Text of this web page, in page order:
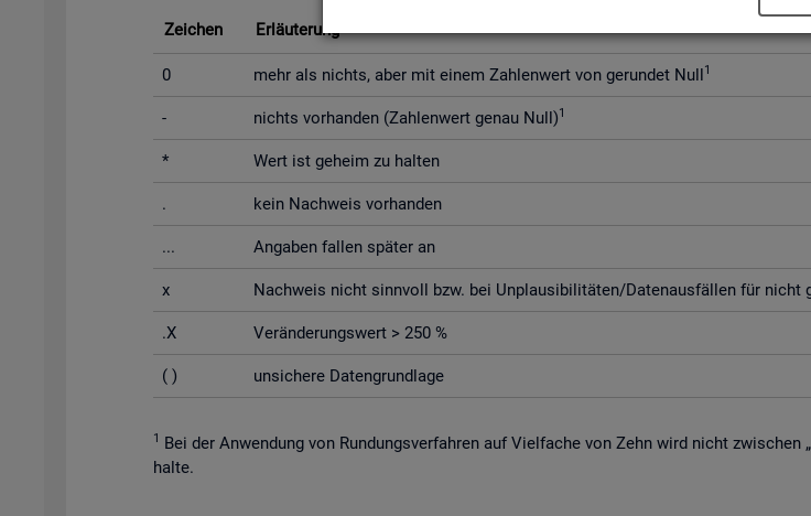
Zei­chen Er­läu­te­rung
0 mehr als nichts, aber mit einem Zah­len­wert von ge­run­det Null1
- nichts vor­han­den (Zah­len­wert genau Null)1
* Wert ist ge­heim zu hal­ten
. kein Nach­weis vor­han­den
... An­ga­ben fal­len spä­ter an
x Nach­weis nicht sinn­voll bzw. bei Un­plau­si­bi­li­tä­ten/Da­ten­aus­fäl­len für nicht
.X Ver­än­de­rungs­wert > 250 %
( ) un­si­che­re Da­ten­grund­la­ge
1 Bei der An­wen­dung von Run­dungs­ver­fah­ren auf Viel­fa­che von Zehn wird nicht zwi­schen
hal­te.